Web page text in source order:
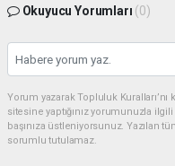
Okuyucu Yorumları (0)
Yorum yazarak Topluluk
sitesine yaptığınız yorumunuzla
başınıza üstleniyorsunuz. Yazılan
sorumlu tutulamaz.